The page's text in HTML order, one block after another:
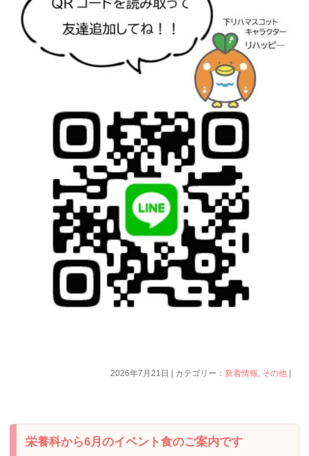
2026年7月21日 | カテゴリー： 新着情報, その他
栄養科から6月のイベント食のご案内です